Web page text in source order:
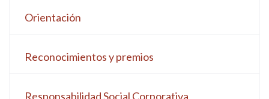
Orientación
Reconocimientos y premios
Responsabilidad Social Corporativa